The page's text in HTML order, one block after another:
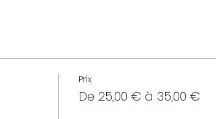
Prix
De 25,00 € à 35,00 €